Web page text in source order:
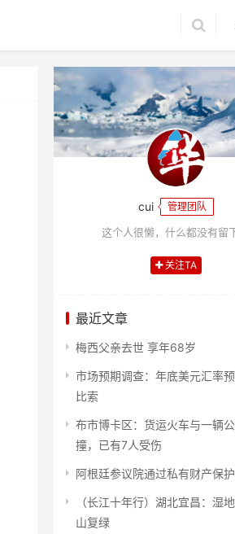
cui 管理团队
这个人很懒，什么都没有留
关注TA
最近文章
梅西父亲去世 享年68岁
市场预期调查：年底美元汇率
比索
布市博卡区：货运火车与一辆
撞，已有7人受伤
阿根廷参议院通过私有财产保
（长江十年行）湖北宜昌：湿
山复绿